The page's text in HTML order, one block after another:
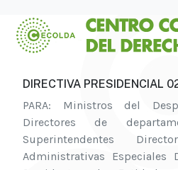
DIRECTIVA PRESIDENCIAL
PARA: Ministros del
Directores de
Superintendentes
Administrativas Especiales